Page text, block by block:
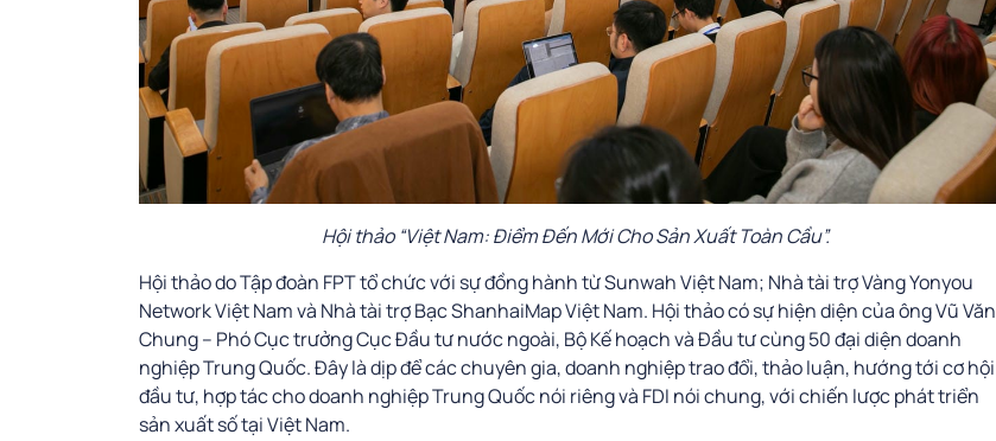
Hội thảo “Việt Nam: Điểm Đến Mới Cho Sản Xuất Toàn Cầu”.
Hội thảo do Tập đoàn FPT tổ chức với sự đồng hành từ Sunwah Việt Nam; Nhà tài trợ Vàng Yonyou
Network Việt Nam và Nhà tài trợ Bạc ShanhaiMap Việt Nam. Hội thảo có sự hiện diện của ông Vũ Văn
Chung – Phó Cục trưởng Cục Đầu tư nước ngoài, Bộ Kế hoạch và Đầu tư cùng 50 đại diện doanh
nghiệp Trung Quốc. Đây là dịp để các chuyên gia, doanh nghiệp trao đổi, thảo luận, hướng tới cơ hội
đầu tư, hợp tác cho doanh nghiệp Trung Quốc nói riêng và FDI nói chung, với chiến lược phát triển
sản xuất số tại Việt Nam.